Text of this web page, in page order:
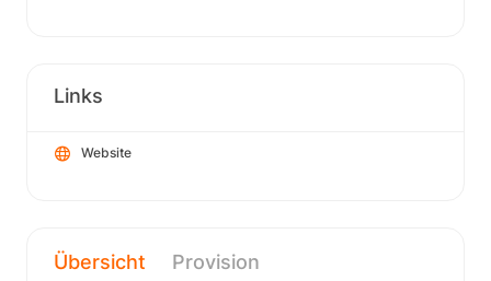
Links
Website
Übersicht Provision